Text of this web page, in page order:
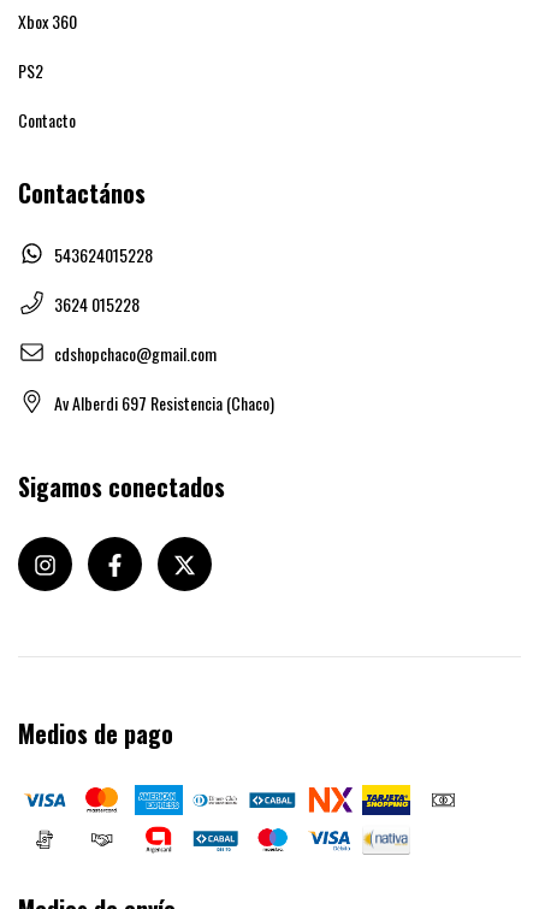
Xbox 360
PS2
Contacto
Contactános
543624015228
3624 015228
cdshopchaco@gmail.com
Av Alberdi 697 Resistencia (Chaco)
Sigamos conectados
Medios de pago